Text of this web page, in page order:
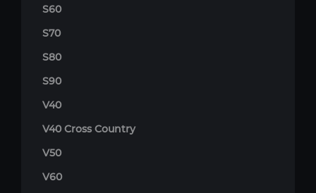
S60
S70
S80
S90
V40
V40 Cross Country
V50
V60